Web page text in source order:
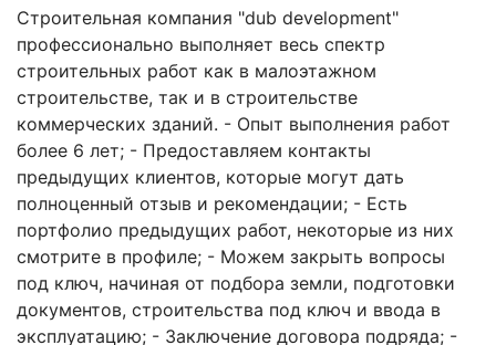
Строительная компания "dub development"
профессионально выполняет весь спектр
строительных работ как в малоэтажном
строительстве, так и в строительстве
коммерческих зданий. - Опыт выполнения работ
более 6 лет; - Предоставляем контакты
предыдущих клиентов, которые могут дать
полноценный отзыв и рекомендации; - Есть
портфолио предыдущих работ, некоторые из них
смотрите в профиле; - Можем закрыть вопросы
под ключ, начиная от подбора земли, подготовки
документов, строительства под ключ и ввода в
эксплуатацию; - Заключение договора подряда; -